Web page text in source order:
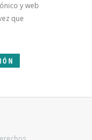
y web
que